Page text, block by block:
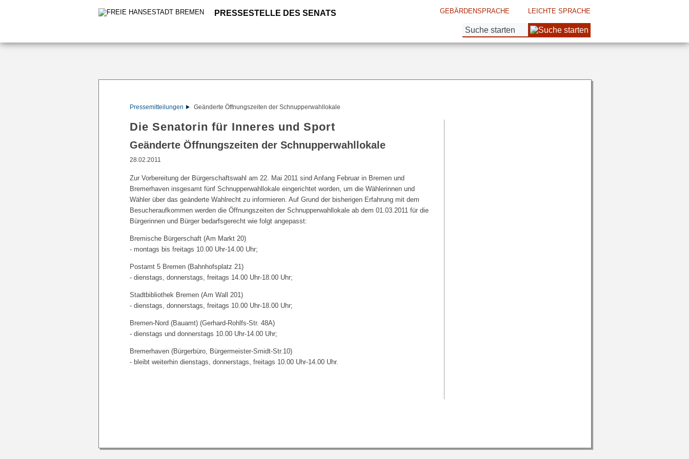
PRESSESTELLE DES SENATS GEBÄRDENSPRACHE LEICHTE SPRACHE
Suche:
Pressemitteilungen Geänderte Öffnungszeiten der Schnupperwahllokale
Die Senatorin für Inneres und Sport
Geänderte Öffnungszeiten der Schnupperwahllokale
28.02.2011
Zur Vorbereitung der Bürgerschaftswahl am 22. Mai 2011 sind Anfang Februar in Bremen und
Bremerhaven insgesamt fünf Schnupperwahllokale eingerichtet worden, um die Wählerinnen und
Wähler über das geänderte Wahlrecht zu informieren. Auf Grund der bisherigen Erfahrung mit dem
Besucheraufkommen werden die Öffnungszeiten der Schnupperwahllokale ab dem 01.03.2011 für die
Bürgerinnen und Bürger bedarfsgerecht wie folgt angepasst:
Bremische Bürgerschaft (Am Markt 20)
- montags bis freitags 10.00 Uhr-14.00 Uhr;
Postamt 5 Bremen (Bahnhofsplatz 21)
- dienstags, donnerstags, freitags 14.00 Uhr-18.00 Uhr;
Stadtbibliothek Bremen (Am Wall 201)
- dienstags, donnerstags, freitags 10.00 Uhr-18.00 Uhr;
Bremen-Nord (Bauamt) (Gerhard-Rohlfs-Str. 48A)
- dienstags und donnerstags 10.00 Uhr-14.00 Uhr;
Bremerhaven (Bürgerbüro, Bürgermeister-Smidt-Str.10)
- bleibt weiterhin dienstags, donnerstags, freitags 10.00 Uhr-14.00 Uhr.